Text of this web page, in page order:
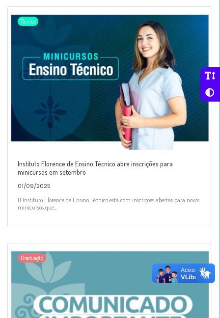
Técnico
Instituto Florence de Ensino Técnico abre inscrições para
minicursos em setembro
01/09/2025
O Instituto Florence de Ensino Técnico está com inscrições abertas para novos
minicursos que...
Graduação